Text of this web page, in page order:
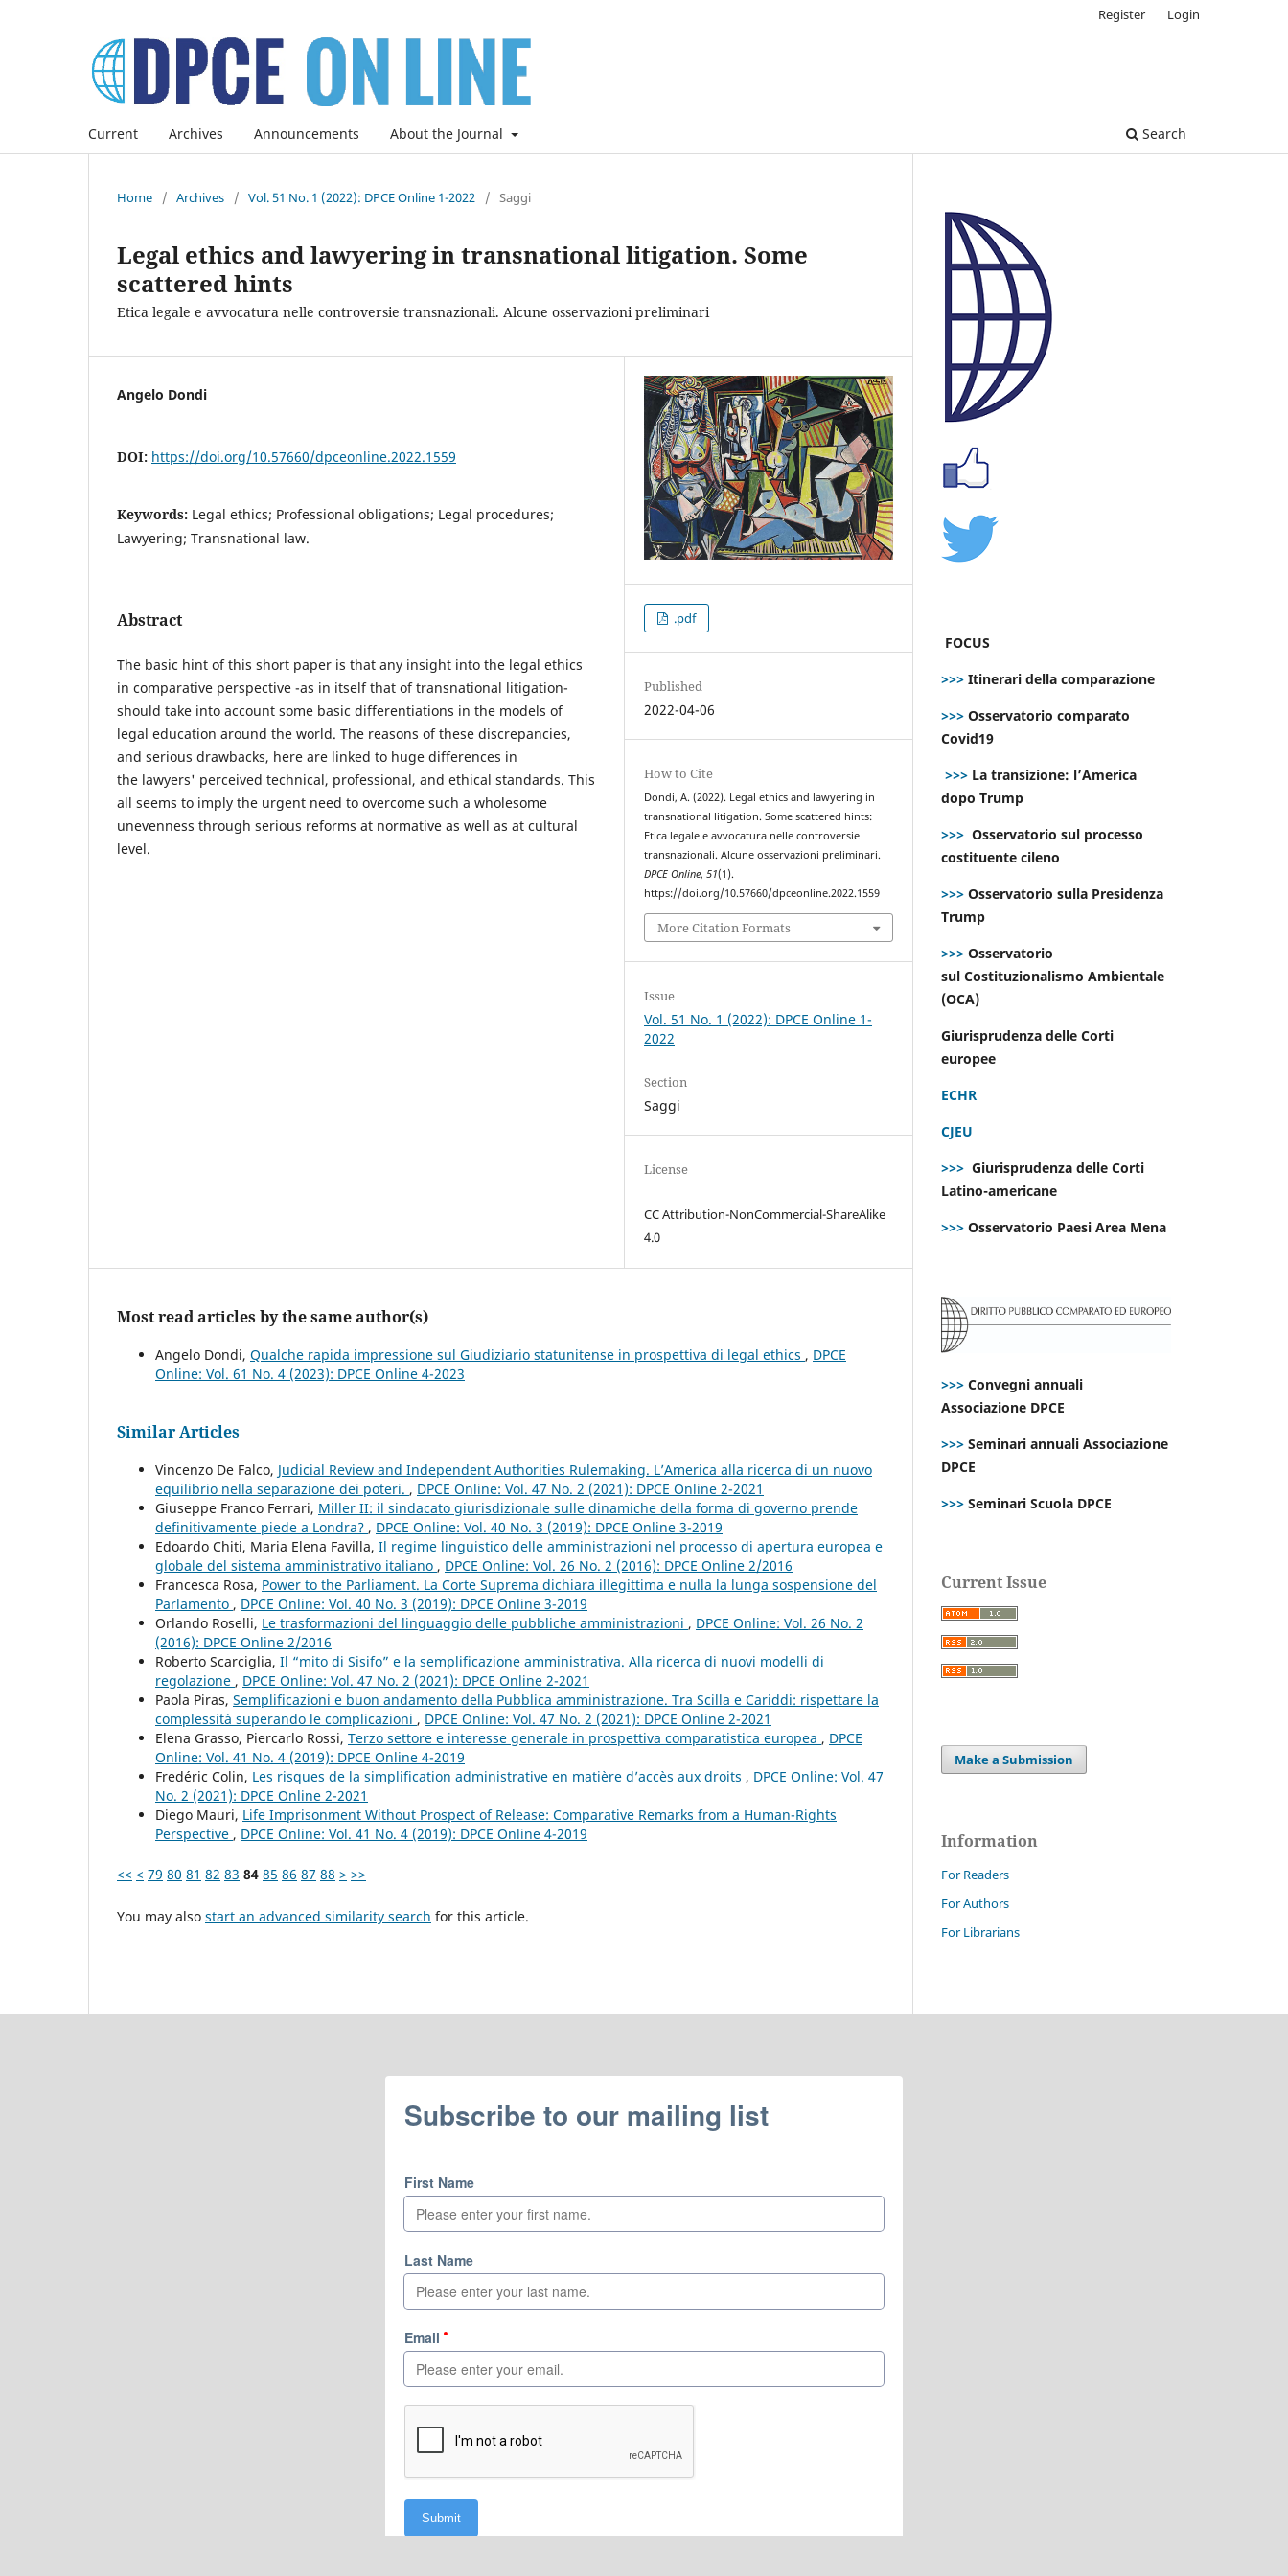
Current Archives Announcements About the Journal Search
Register Login
Home / Archives / Vol. 51 No. 1 (2022): DPCE Online 1-2022 / Saggi
Legal ethics and lawyering in transnational litigation. Some
scattered hints
Etica legale e avvocatura nelle controversie transnazionali. Alcune osservazioni preliminari
Angelo Dondi
DOI: https://doi.org/10.57660/dpceonline.2022.1559
Keywords: Legal ethics; Professional obligations; Legal procedures;
Lawyering; Transnational law.
Abstract
The basic hint of this short paper is that any insight into the legal ethics
in comparative perspective -as in itself that of transnational litigation-
should take into account some basic differentiations in the models of
legal education around the world. The reasons of these discrepancies,
and serious drawbacks, here are linked to huge differences in
the lawyers' perceived technical, professional, and ethical standards. This
all seems to imply the urgent need to overcome such a wholesome
unevenness through serious reforms at normative as well as at cultural
level.
.pdf
Published
2022-04-06
How to Cite
Dondi, A. (2022). Legal ethics and lawyering in
transnational litigation. Some scattered hints:
Etica legale e avvocatura nelle controversie
transnazionali. Alcune osservazioni preliminari.
DPCE Online,51(1).
https://doi.org/10.57660/dpceonline.2022.1559
More Citation Formats
Issue
Vol. 51 No. 1 (2022): DPCE Online 1-
2022
Section
Saggi
License
CC Attribution-NonCommercial-ShareAlike
4.0
Most read articles by the same author(s)
Angelo Dondi, Qualche rapida impressione sul Giudiziario statunitense in prospettiva di legal ethics , DPCE
Online: Vol. 61 No. 4 (2023): DPCE Online 4-2023
Similar Articles
Vincenzo De Falco, Judicial Review and Independent Authorities Rulemaking. L’America alla ricerca di un nuovo
equilibrio nella separazione dei poteri. , DPCE Online: Vol. 47 No. 2 (2021): DPCE Online 2-2021
Giuseppe Franco Ferrari, Miller II: il sindacato giurisdizionale sulle dinamiche della forma di governo prende
definitivamente piede a Londra? , DPCE Online: Vol. 40 No. 3 (2019): DPCE Online 3-2019
Edoardo Chiti, Maria Elena Favilla, Il regime linguistico delle amministrazioni nel processo di apertura europea e
globale del sistema amministrativo italiano , DPCE Online: Vol. 26 No. 2 (2016): DPCE Online 2/2016
Francesca Rosa, Power to the Parliament. La Corte Suprema dichiara illegittima e nulla la lunga sospensione del
Parlamento , DPCE Online: Vol. 40 No. 3 (2019): DPCE Online 3-2019
Orlando Roselli, Le trasformazioni del linguaggio delle pubbliche amministrazioni , DPCE Online: Vol. 26 No. 2
(2016): DPCE Online 2/2016
Roberto Scarciglia, Il “mito di Sisifo” e la semplificazione amministrativa. Alla ricerca di nuovi modelli di
regolazione , DPCE Online: Vol. 47 No. 2 (2021): DPCE Online 2-2021
Paola Piras, Semplificazioni e buon andamento della Pubblica amministrazione. Tra Scilla e Cariddi: rispettare la
complessità superando le complicazioni , DPCE Online: Vol. 47 No. 2 (2021): DPCE Online 2-2021
Elena Grasso, Piercarlo Rossi, Terzo settore e interesse generale in prospettiva comparatistica europea , DPCE
Online: Vol. 41 No. 4 (2019): DPCE Online 4-2019
Fredéric Colin, Les risques de la simplification administrative en matière d’accès aux droits , DPCE Online: Vol. 47
No. 2 (2021): DPCE Online 2-2021
Diego Mauri, Life Imprisonment Without Prospect of Release: Comparative Remarks from a Human-Rights
Perspective , DPCE Online: Vol. 41 No. 4 (2019): DPCE Online 4-2019
<< < 79 80 81 82 83 84 85 86 87 88 > >>
You may also start an advanced similarity search for this article.
FOCUS
>>> Itinerari della comparazione
>>> Osservatorio comparato
Covid19
>>> La transizione: l’America
dopo Trump
>>> Osservatorio sul processo
costituente cileno
>>> Osservatorio sulla Presidenza
Trump
>>> Osservatorio
sul Costituzionalismo Ambientale
(OCA)
Giurisprudenza delle Corti
europee
ECHR
CJEU
>>> Giurisprudenza delle Corti
Latino-americane
>>> Osservatorio Paesi Area Mena
>>> Convegni annuali
Associazione DPCE
>>> Seminari annuali Associazione
DPCE
>>> Seminari Scuola DPCE
Current Issue
Make a Submission
Information
For Readers
For Authors
For Librarians